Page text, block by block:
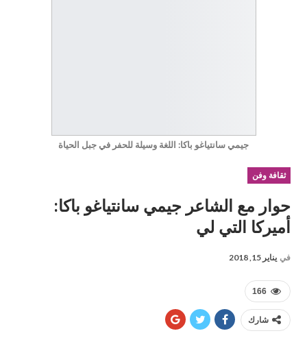
جيمي سانتياغو باكا: اللغة وسيلة للحفر في جبل الحياة
ثقافة وفن
حوار مع الشاعر جيمي سانتياغو باكا:
أميركا التي لي
في يناير 15, 2018
166
شارك